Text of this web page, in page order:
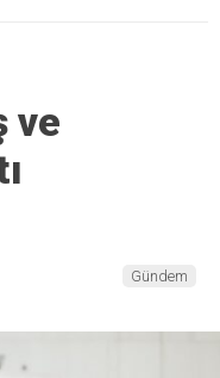
ve
Gündem